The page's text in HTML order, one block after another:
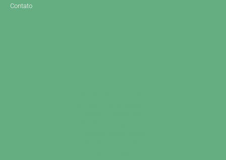
Contato